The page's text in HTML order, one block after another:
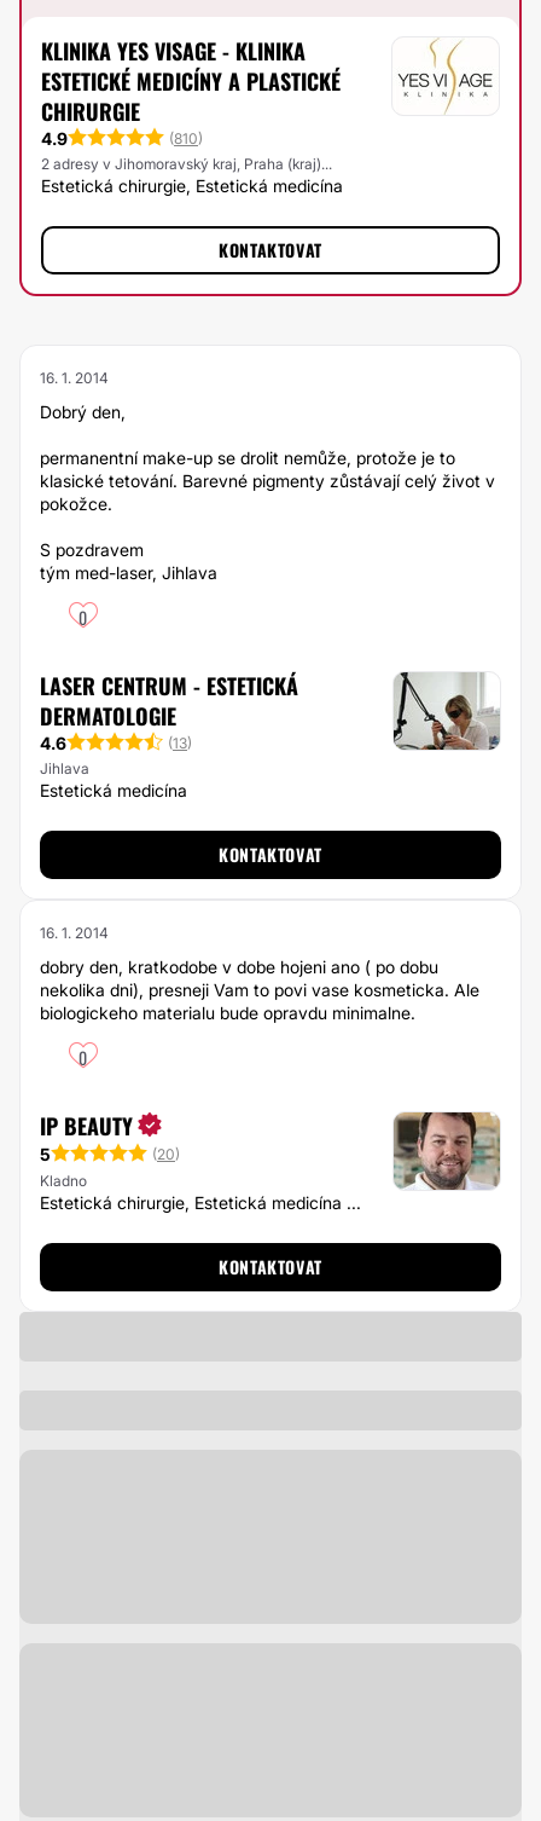
KLINIKA YES VISAGE - KLINIKA
ESTETICKÉ MEDICÍNY A PLASTICKÉ
CHIRURGIE
4.9 (810)
2 adresy v Jihomoravský kraj, Praha (kraj)...
Estetická chirurgie, Estetická medicína
KONTAKTOVAT
16. 1. 2014
Dobrý den,
permanentní make-up se drolit nemůže, protože je to
klasické tetování. Barevné pigmenty zůstávají celý život v
pokožce.
S pozdravem
tým med-laser, Jihlava
0
LASER CENTRUM - ESTETICKÁ
DERMATOLOGIE
4.6 (13)
Jihlava
Estetická medicína
KONTAKTOVAT
16. 1. 2014
dobry den, kratkodobe v dobe hojeni ano ( po dobu
nekolika dni), presneji Vam to povi vase kosmeticka. Ale
biologickeho materialu bude opravdu minimalne.
0
IP BEAUTY
5 (20)
Kladno
Estetická chirurgie, Estetická medicína ...
KONTAKTOVAT